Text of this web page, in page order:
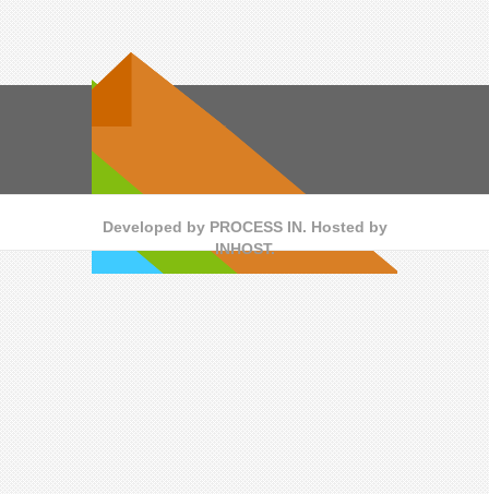
Developed by PROCESS IN. Hosted by
INHOST.